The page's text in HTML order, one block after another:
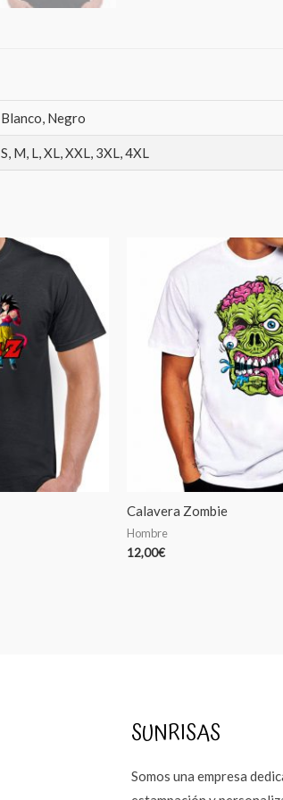
Blanco, Negro
S, M, L, XL, XXL, 3XL, 4XL
Calavera Zombie
Hombre
12,00€
SUNRISAS
Somos una empresa